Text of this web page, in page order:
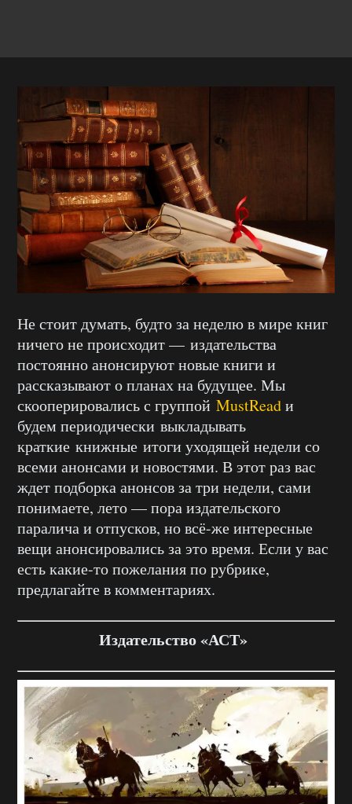
Не стоит думать, будто за неделю в мире книг
ничего не происходит — издательства
постоянно анонсируют новые книги и
рассказывают о планах на будущее. Мы
скооперировались с группой MustReadи
будем периодически выкладывать
краткие книжные итоги уходящей недели со
всеми анонсами и новостями. В этот раз вас
ждет подборка анонсов за три недели, сами
понимаете, лето — пора издательского
паралича и отпусков, но всё-же интересные
вещи анонсировались за это время. Если у вас
есть какие-то пожелания по рубрике,
предлагайте в комментариях.
Издательство «АСТ»